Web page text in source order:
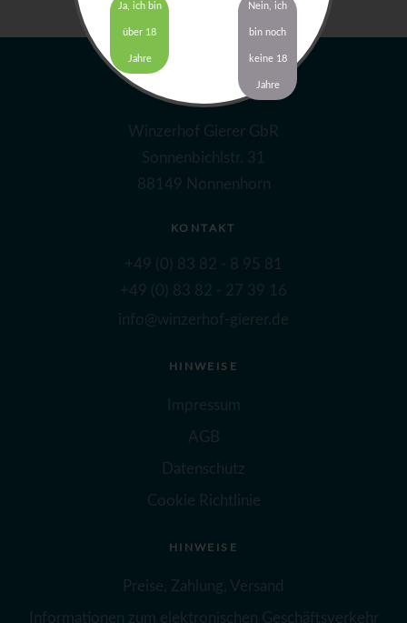
Winzerhof Gierer GbR
Sonnenbichlstr. 31
88149 Nonnenhorn
KONTAKT
+49 (0) 83 82 - 8 95 81
+49 (0) 83 82 - 27 39 16
info@winzerhof-gierer.de
HINWEISE
Impressum
AGB
Datenschutz
Cookie Richtlinie
HINWEISE
Preise, Zahlung, Versand
Informationen zum elektronischen Geschäftsverkehr
Ja, ich bin
über 18
Jahre
Nein, ich
bin noch
keine 18
Jahre